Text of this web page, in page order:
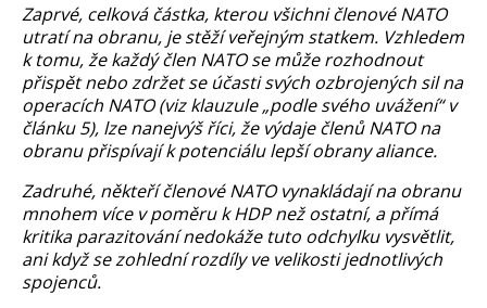
Zaprvé, celková částka, kterou všichni členové NATO
utratí na obranu, je stěží veřejným statkem. Vzhledem
k tomu, že každý člen NATO se může rozhodnout
přispět nebo zdržet se účasti svých ozbrojených sil na
operacích NATO (viz klauzule „podle svého uvážení“ v
článku 5), lze nanejvýš říci, že výdaje členů NATO na
obranu přispívají k potenciálu lepší obrany aliance.
Zadruhé, někteří členové NATO vynakládají na obranu
mnohem více v poměru k HDP než ostatní, a přímá
kritika parazitování nedokáže tuto odchylku vysvětlit,
ani když se zohlední rozdíly ve velikosti jednotlivých
spojenců.